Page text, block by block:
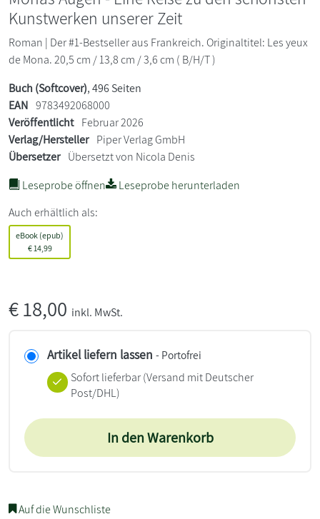
Kunstwerken unserer Zeit
Roman | Der #1-Bestseller aus Frankreich. Originaltitel: Les yeux
de Mona. 20,5 cm / 13,8 cm / 3,6 cm ( B/H/T )
Buch (Softcover), 496 Seiten
EAN 9783492068000
Veröffentlicht Februar 2026
Verlag/Hersteller Piper Verlag GmbH
Übersetzer Übersetzt von Nicola Denis
Leseprobe öffnen
Leseprobe herunterladen
Auch erhältlich als:
eBook (epub)
€14,99
€18,00 inkl. MwSt.
Artikel liefern lassen - Portofrei
Sofort lieferbar(Versand mit Deutscher
Post/DHL)
In den Warenkorb
Auf die Wunschliste